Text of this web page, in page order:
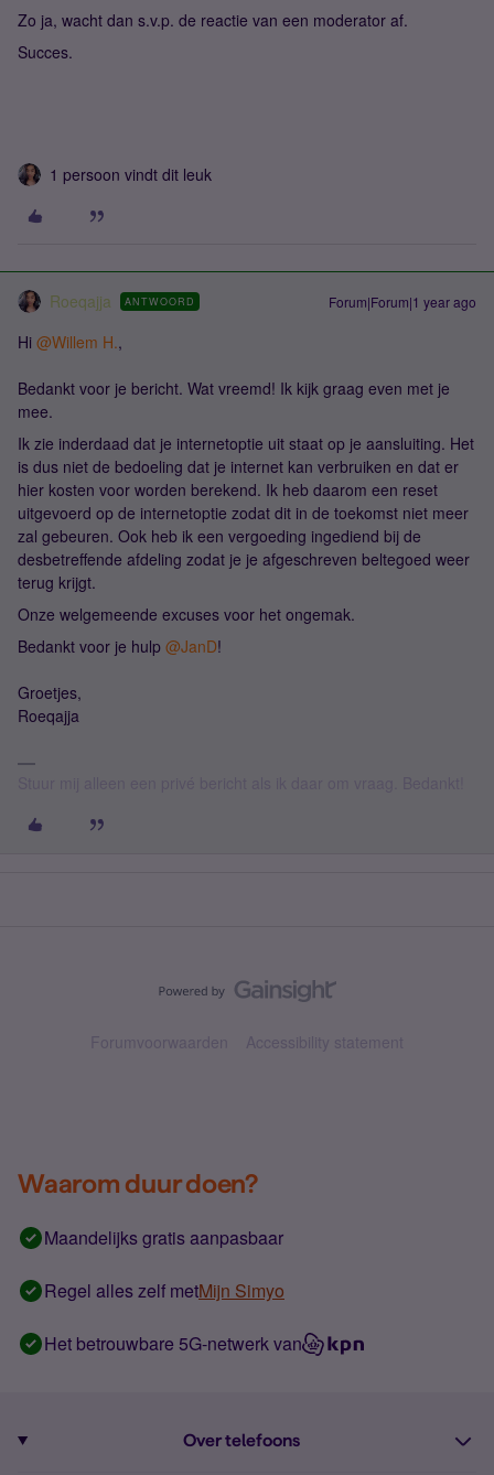
Zo ja, wacht dan s.v.p. de reactie van een moderator af.
Succes.
1 persoon vindt dit leuk
Roeqajja ANTWOORD Forum|Forum|1 year ago
Hi ​ @Willem H.,
Bedankt voor je bericht. Wat vreemd! Ik kijk graag even met je
mee.
Ik zie inderdaad dat je internetoptie uit staat op je aansluiting. Het
is dus niet de bedoeling dat je internet kan verbruiken en dat er
hier kosten voor worden berekend. Ik heb daarom een reset
uitgevoerd op de internetoptie zodat dit in de toekomst niet meer
zal gebeuren. Ook heb ik een vergoeding ingediend bij de
desbetreffende afdeling zodat je je afgeschreven beltegoed weer
terug krijgt.
Onze welgemeende excuses voor het ongemak.
Bedankt voor je hulp ​ @JanD!
Groetjes,
Roeqajja
Forumvoorwaarden Accessibility statement
Waarom duur doen?
Maandelijks gratis aanpasbaar
Regel alles zelf metMijn Simyo
Het betrouwbare 5G-netwerk van
Over telefoons